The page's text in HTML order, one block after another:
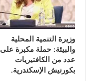
وزيرة التنمية المحلية
والبيئة: حملة مكبرة على
عدد من الكافتيريات
بكورنيش الإسكندرية.